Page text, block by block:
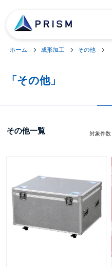
ホーム 成形加工 その他
「その他」
その他一覧 対象件数